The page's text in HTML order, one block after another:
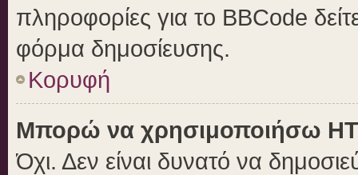
πληροφορίες για το BBCode
φόρμα δημοσίευσης.
Κορυφή
Μπορώ να χρησιμοποιήσω
Όχι. Δεν είναι δυνατό να